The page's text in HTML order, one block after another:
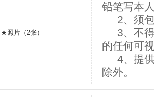
★照片（2张）
铅笔写本
2、须包
3、不得
的任何可
4、提供
除外。